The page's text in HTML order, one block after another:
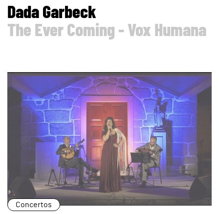
Dada Garbeck
The Ever Coming - Vox Humana
page
Concertos